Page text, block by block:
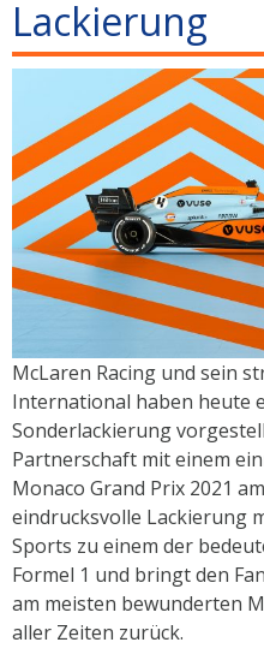
Lackierung
McLaren Racing und sein
International haben heute
Sonderlackierung
Partnerschaft mit einem
Monaco Grand Prix 2021
eindrucksvolle Lackierung
Sports zu einem der
Formel 1 und bringt den
am meisten bewunderten
aller Zeiten zurück.